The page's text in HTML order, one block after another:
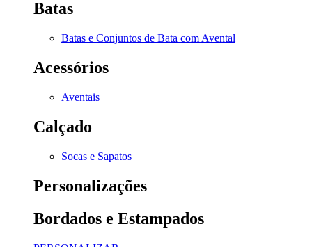
Batas
Batas e Conjuntos de Bata com Avental
Acessórios
Aventais
Calçado
Socas e Sapatos
Personalizações
Bordados e Estampados